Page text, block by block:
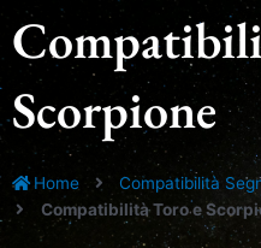
Scorpione
Home Compatibilità
Compatibilità Toro e